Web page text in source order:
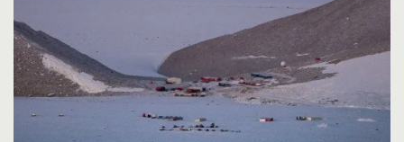
programvaren som brukes til å analysere
lytteboksdata.